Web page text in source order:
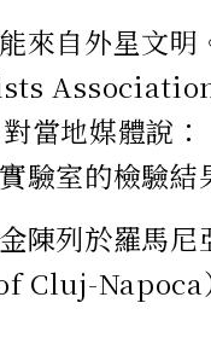
來自外星文
當地媒體說
驗室的檢驗
陳列於羅馬
Cluj-Napoca